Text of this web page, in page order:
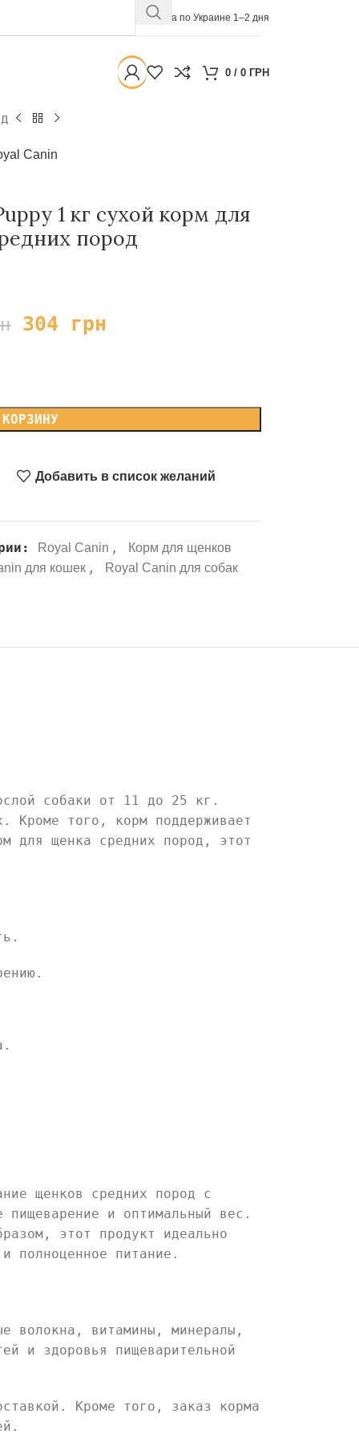
Доставка по Украине 1–2 дня
0 / 0 ГРН
Canin
1 кг сухой корм для
пород
304 грн
Добавить в список желаний
Royal Canin , Корм для щенков
для кошек , Royal Canin для собак
собаки от 11 до 25 кг.
Кроме того, корм поддерживает
для щенка средних пород, этот
щенков средних пород с
и оптимальный вес.
этот продукт идеально
полноценное питание.
волокна, витамины, минералы,
и здоровья пищеварительной
Кроме того, заказ корма